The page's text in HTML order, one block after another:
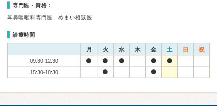
専門医・資格：
耳鼻咽喉科専門医、めまい相談医
診療時間
月 火 水 木 金 土 日 祝
09:30-12:30
15:30-18:30